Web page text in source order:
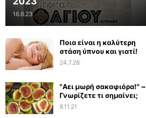
16.8.23
Ποια είναι η καλύτερη
στάση ύπνου και γιατί!
24.7.26
"Αει μωρή σακαφιόρα!" ~
Γνωρίζετε τι σημαίνει;
8.11.21